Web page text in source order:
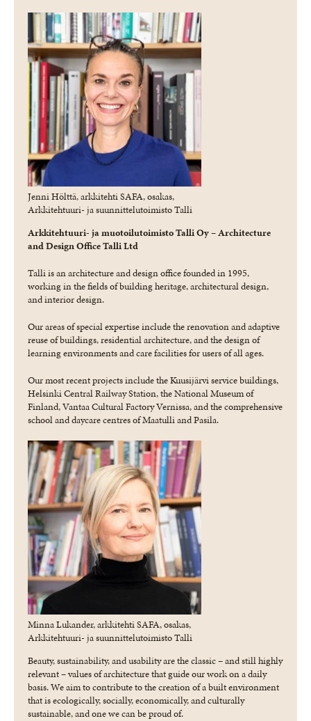
Jenni Hölttä, arkkitehti SAFA, osakas,
Arkkitehtuuri- ja suunnittelutoimisto Talli
Arkkitehtuuri- ja muotoilutoimisto Talli Oy – Architecture
and Design Office Talli Ltd
Talli is an architecture and design office founded in 1995,
working in the fields of building heritage, architectural design,
and interior design.
Our areas of special expertise include the renovation and adaptive
reuse of buildings, residential architecture, and the design of
learning environments and care facilities for users of all ages.
Our most recent projects include the Kuusijärvi service buildings,
Helsinki Central Railway Station, the National Museum of
Finland, Vantaa Cultural Factory Vernissa, and the comprehensive
school and daycare centres of Maatulli and Pasila.
Minna Lukander, arkkitehti SAFA, osakas,
Arkkitehtuuri- ja suunnittelutoimisto Talli
Beauty, sustainability, and usability are the classic – and still highly
relevant – values of architecture that guide our work on a daily
basis. We aim to contribute to the creation of a built environment
that is ecologically, socially, economically, and culturally
sustainable, and one we can be proud of.